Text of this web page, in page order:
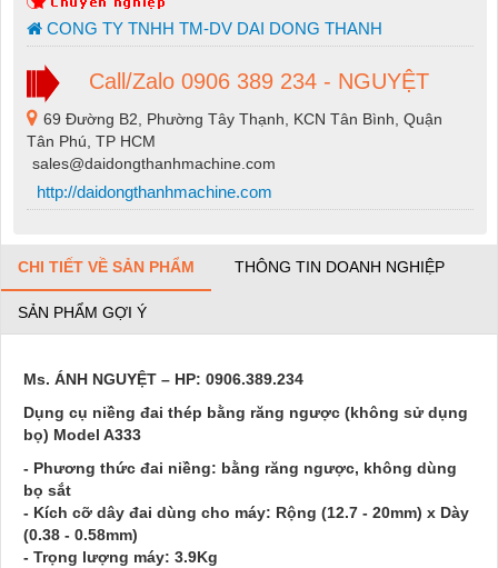
CONG TY TNHH TM-DV DAI DONG THANH
Call/Zalo 0906 389 234 - NGUYỆT
69 Đường B2, Phường Tây Thạnh, KCN Tân Bình, Quận
Tân Phú, TP HCM
sales@daidongthanhmachine.com
http://daidongthanhmachine.com
CHI TIẾT VỀ SẢN PHẨM THÔNG TIN DOANH NGHIỆP
SẢN PHẨM GỢI Ý
Ms. ÁNH NGUYỆT – HP: 0906.389.234
Dụng cụ niềng đai thép bằng răng ngược (không sử dụng
bọ) Model A333
- Phương thức đai niềng: bằng răng ngược, không dùng
bọ sắt
- Kích cỡ dây đai dùng cho máy: Rộng (12.7 - 20mm) x Dày
(0.38 - 0.58mm)
- Trọng lượng máy: 3.9Kg